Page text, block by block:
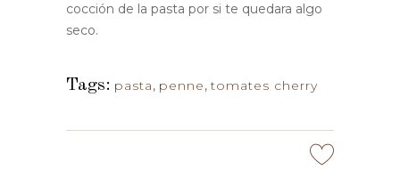
cocción de la pasta por si te quedara algo
seco.
Tags: pasta, penne,tomates cherry